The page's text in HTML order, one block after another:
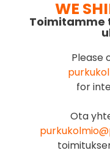
WE
Toimitamme
Please
for
Ota